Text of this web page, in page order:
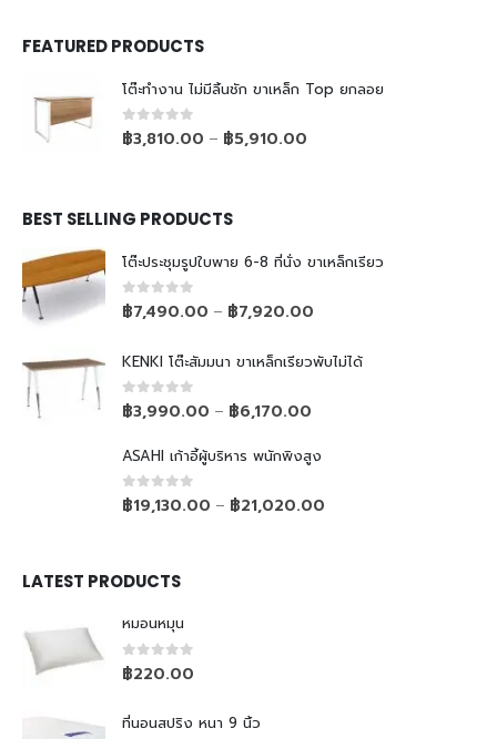
FEATURED PRODUCTS
โต๊ะทำงาน ไม่มีลิ้นชัก ขาเหล็ก Top ยกลอย
0out of 5
฿3,810.00 – ฿5,910.00
BEST SELLING PRODUCTS
โต๊ะประชุมรูปใบพาย 6-8 ที่นั่ง ขาเหล็กเรียว
0out of 5
฿7,490.00 – ฿7,920.00
KENKI โต๊ะสัมมนา ขาเหล็กเรียวพับไม่ได้
0out of 5
฿3,990.00 – ฿6,170.00
ASAHI เก้าอี้ผู้บริหาร พนักพิงสูง
0out of 5
฿19,130.00 – ฿21,020.00
LATEST PRODUCTS
หมอนหมุน
0out of 5
฿220.00
ที่นอนสปริง หนา 9 นิ้ว